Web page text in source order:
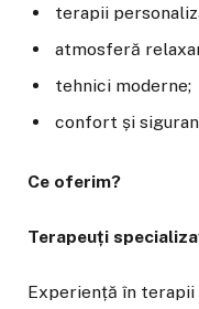
terapii
atmosferă
tehnici moderne;
confort și
Ce oferim?
Terapeuți
Experiență în